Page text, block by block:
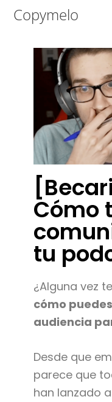
Saltar
navegación
Saltar
contenido
Saltar
Copymelo
Cómo
tu
¿Alguna vez
cómo
audiencia
Desde que
parece que
han lanzado